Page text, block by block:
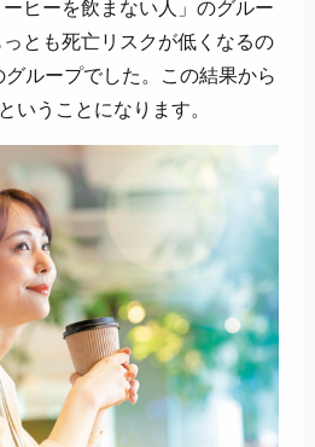
ヒーを飲まない人」のグルー
とも死亡リスクが低くなるの
ループでした。この結果から
いうことになります。